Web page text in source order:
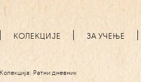
КОЛЕКЦИЈЕ ЗА УЧЕЊЕ
Колекција: Ратни дневник